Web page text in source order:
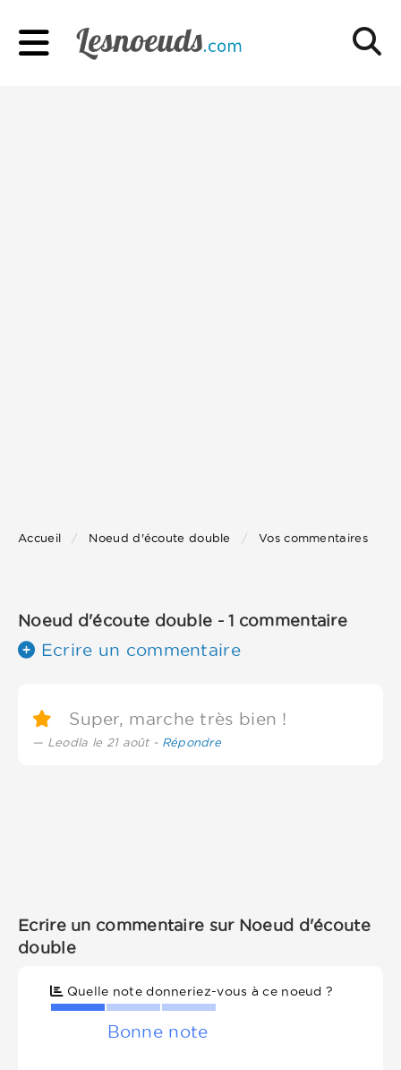
Accueil Noeud d'écoute double Vos commentaires
Noeud d'écoute double - 1 commentaire
Ecrire un commentaire
Super, marche très bien !
Leodla le 21 août - Répondre
Ecrire un commentaire sur Noeud d'écoute
double
Quelle note donneriez-vous à ce noeud ?
Bonne note